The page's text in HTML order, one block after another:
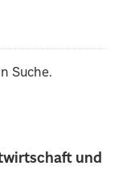
und
Suche.